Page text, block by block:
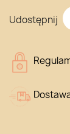
Udostępnij